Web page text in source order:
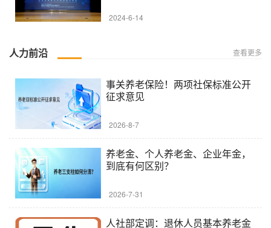
2024-6-14
人力前沿 查看更多
事关养老保险！两项社保标准公开
征求意见
2026-8-7
养老金、个人养老金、企业年金，
到底有何区别？
2026-7-31
人社部定调：退休人员基本养老金